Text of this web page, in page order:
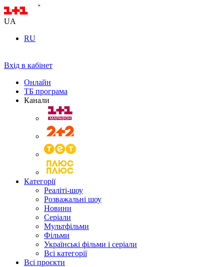
UA
RU
Вхід в кабінет
Онлайн
ТБ програма
Канали
Категорії
Реаліті-шоу
Розважальні шоу
Новини
Серіали
Мультфільми
Фільми
Українські фільми і серіали
Всі категорії
Всі проєкти